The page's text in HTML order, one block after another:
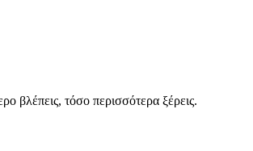
βλέπεις, τόσο περισσότερα ξέρεις.